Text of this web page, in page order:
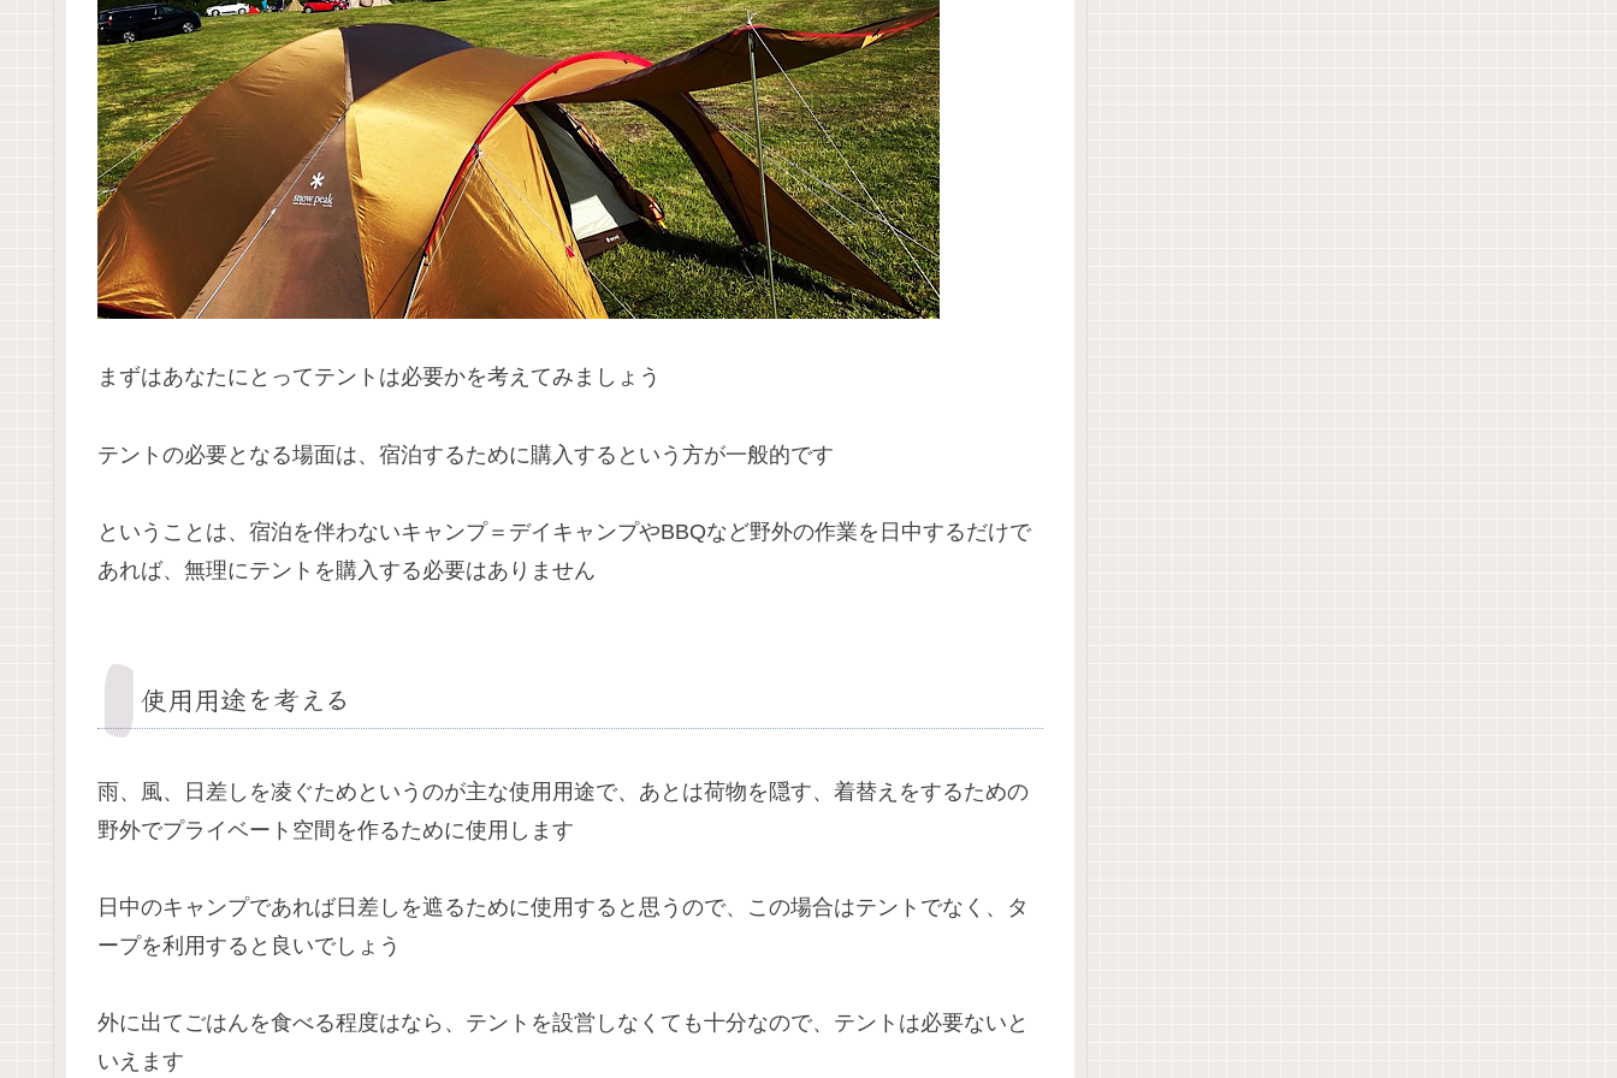
まずはあなたにとってテントは必要かを考えてみましょう
テントの必要となる場面は、宿泊するために購入するという方が一般的です
ということは、宿泊を伴わないキャンプ＝デイキャンプやBBQなど野外の作業を日中するだけで
あれば、無理にテントを購入する必要はありません
使用用途を考える
雨、風、日差しを凌ぐためというのが主な使用用途で、あとは荷物を隠す、着替えをするための
野外でプライベート空間を作るために使用します
日中のキャンプであれば日差しを遮るために使用すると思うので、この場合はテントでなく、タ
ープを利用すると良いでしょう
外に出てごはんを食べる程度はなら、テントを設営しなくても十分なので、テントは必要ないと
いえます